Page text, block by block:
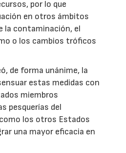
por lo que
en otros ámbitos
la contaminación, el
o los cambios tróficos
de forma unánime, la
estas medidas con
miembros
pesquerías del
los otros Estados
una mayor eficacia en